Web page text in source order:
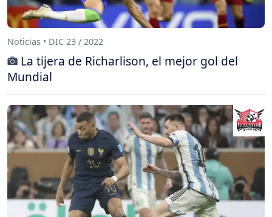
Noticias • DIC 23 / 2022
La tijera de Richarlison, el mejor gol del
Mundial